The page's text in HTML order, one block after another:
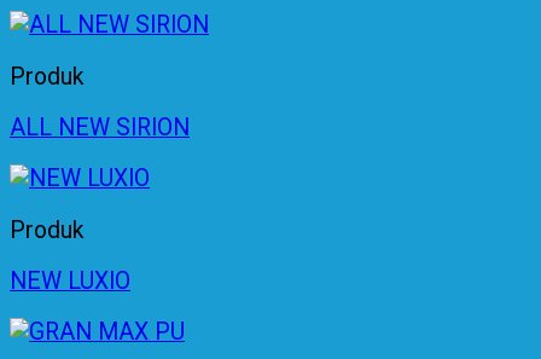
Produk
ALL NEW SIRION
Produk
NEW LUXIO